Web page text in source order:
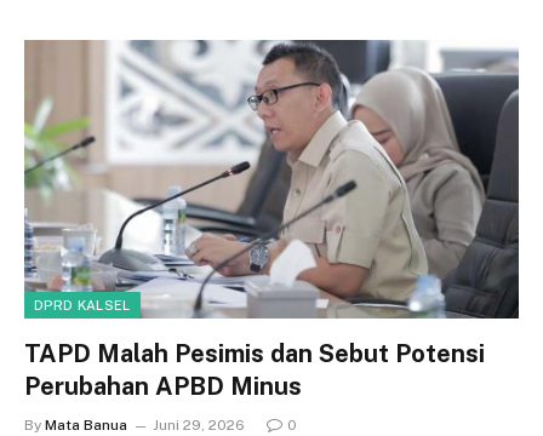
DPRD KALSEL
TAPD Malah Pesimis dan Sebut Potensi
Perubahan APBD Minus
By Mata Banua Juni 29, 2026 0